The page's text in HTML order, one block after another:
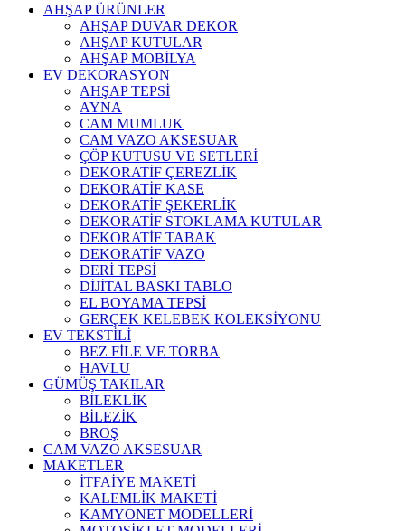
AHŞAP ÜRÜNLER
AHŞAP DUVAR DEKOR
AHŞAP KUTULAR
AHŞAP MOBİLYA
EV DEKORASYON
AHŞAP TEPSİ
AYNA
CAM MUMLUK
CAM VAZO AKSESUAR
ÇÖP KUTUSU VE SETLERİ
DEKORATİF ÇEREZLİK
DEKORATİF KASE
DEKORATİF ŞEKERLİK
DEKORATİF STOKLAMA KUTULAR
DEKORATİF TABAK
DEKORATİF VAZO
DERİ TEPSİ
DİJİTAL BASKI TABLO
EL BOYAMA TEPSİ
GERÇEK KELEBEK KOLEKSİYONU
EV TEKSTİLİ
BEZ FİLE VE TORBA
HAVLU
GÜMÜŞ TAKILAR
BİLEKLİK
BİLEZİK
BROŞ
CAM VAZO AKSESUAR
MAKETLER
İTFAİYE MAKETİ
KALEMLİK MAKETİ
KAMYONET MODELLERİ